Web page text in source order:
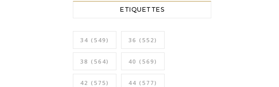
ETIQUETTES
34 (549) 36 (552)
38 (564) 40 (569)
42 (575) 44 (577)